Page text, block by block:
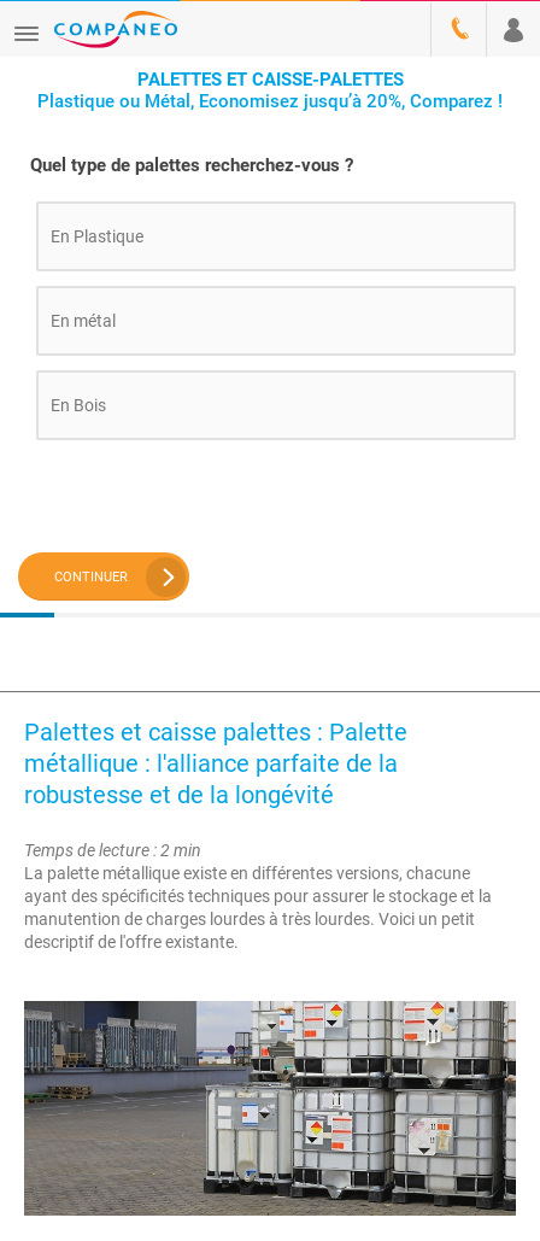
PALETTES ET CAISSE-PALETTES
Plastique ou Métal, Economisez jusqu’à 20%, Comparez !
Quel type de palettes recherchez-vous ?
En Plastique
En métal
En Bois
CONTINUER
Palettes et caisse palettes : Palette
métallique : l'alliance parfaite de la
robustesse et de la longévité
Temps de lecture : 2 min
La palette métallique existe en différentes versions, chacune
ayant des spécificités techniques pour assurer le stockage et la
manutention de charges lourdes à très lourdes. Voici un petit
descriptif de l'offre existante.